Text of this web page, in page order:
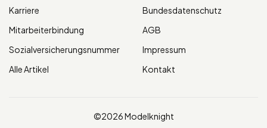
Karriere
Mitarbeiterbindung
Sozialversicherungsnummer
Alle Artikel
Bundesdatenschutz
AGB
Impressum
Kontakt
©2026 Modelknight